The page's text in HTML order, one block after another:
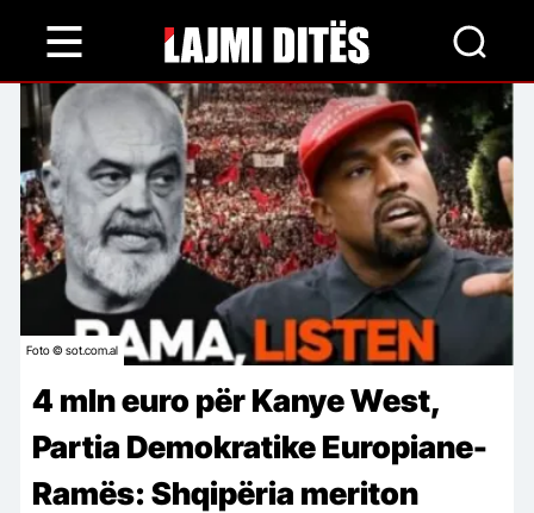
content
Foto © sot.com.al
4 mln euro për Kanye West,
Partia Demokratike Europiane-
Ramës: Shqipëria meriton